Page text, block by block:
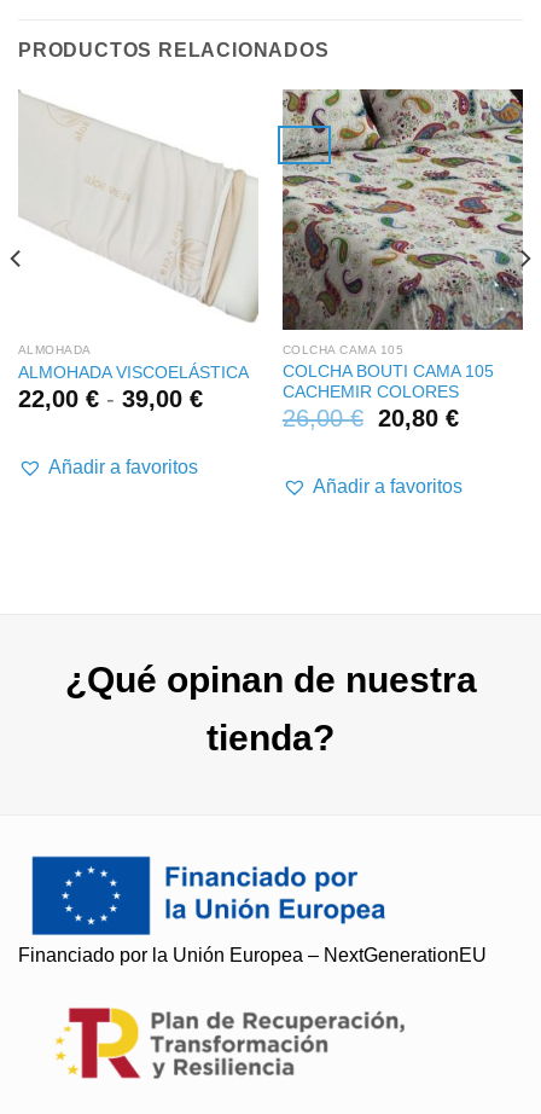
PRODUCTOS RELACIONADOS
ALMOHADA
ALMOHADA VISCOELÁSTICA
22,00 € - 39,00 €Rango
Añadir a favoritos
COLCHA CAMA 105
COLCHA BOUTI CAMA 105
CACHEMIR COLORES
26,00€ 20,80 €
Añadir a favoritos
¿Qué opinan de nuestra
tienda?
Financiado por la Unión Europea – NextGenerationEU
Soy Paqui, ¿Te ayudo?
Resuelvo todas tus preguntas